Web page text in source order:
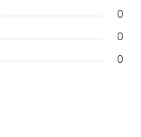
0
0
0